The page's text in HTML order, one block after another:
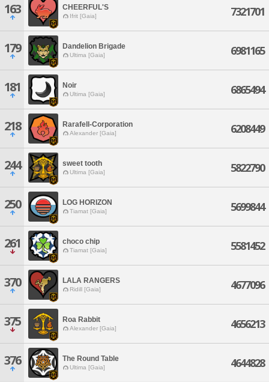
163 CHEERFUL'S
Ifrit [Gaia] 7321701
179 Dandelion Brigade
Ultima [Gaia] 6981165
181 Noir
Ultima [Gaia] 6865494
218 Rarafell-Corporation
Alexander [Gaia] 6208449
244 sweet tooth
Ultima [Gaia] 5822790
250 LOG HORIZON
Tiamat [Gaia] 5699844
261 choco chip
Tiamat [Gaia] 5581452
370 LALA RANGERS
Ridill [Gaia] 4677096
375 Roa Rabbit
Alexander [Gaia] 4656213
376 The Round Table
Ultima [Gaia] 4644828